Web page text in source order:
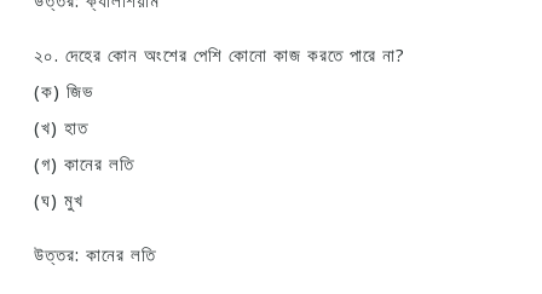
২০. দেহের কোন অংশের পেশি কোনো কাজ করতে পারে না?
(ক) জিভ
(খ) হাত
(গ) কানের লতি
(ঘ) মুখ
উত্তর: কানের লতি